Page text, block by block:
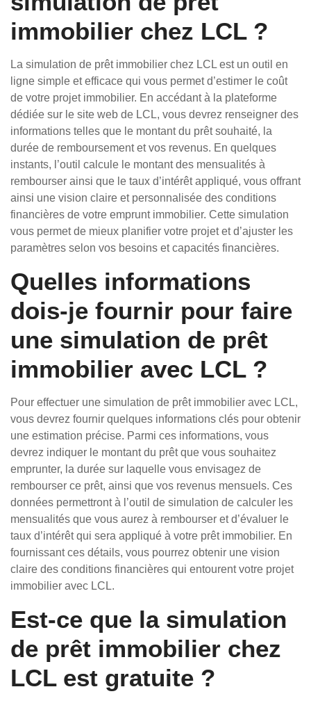
immobilier chez LCL ?
La simulation de prêt immobilier chez LCL est un outil en
ligne simple et efficace qui vous permet d’estimer le coût
de votre projet immobilier. En accédant à la plateforme
dédiée sur le site web de LCL, vous devrez renseigner des
informations telles que le montant du prêt souhaité, la
durée de remboursement et vos revenus. En quelques
instants, l’outil calcule le montant des mensualités à
rembourser ainsi que le taux d’intérêt appliqué, vous offrant
ainsi une vision claire et personnalisée des conditions
financières de votre emprunt immobilier. Cette simulation
vous permet de mieux planifier votre projet et d’ajuster les
paramètres selon vos besoins et capacités financières.
Quelles informations
dois-je fournir pour faire
une simulation de prêt
immobilier avec LCL ?
Pour effectuer une simulation de prêt immobilier avec LCL,
vous devrez fournir quelques informations clés pour obtenir
une estimation précise. Parmi ces informations, vous
devrez indiquer le montant du prêt que vous souhaitez
emprunter, la durée sur laquelle vous envisagez de
rembourser ce prêt, ainsi que vos revenus mensuels. Ces
données permettront à l’outil de simulation de calculer les
mensualités que vous aurez à rembourser et d’évaluer le
taux d’intérêt qui sera appliqué à votre prêt immobilier. En
fournissant ces détails, vous pourrez obtenir une vision
claire des conditions financières qui entourent votre projet
immobilier avec LCL.
Est-ce que la simulation
de prêt immobilier chez
LCL est gratuite ?